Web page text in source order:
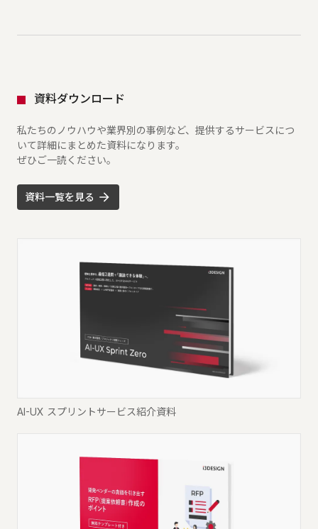
資料ダウンロード
私たちのノウハウや業界別の事例など、提供するサービスにつ
いて詳細にまとめた資料になります。
ぜひご一読ください。
資料一覧を見る
AI-UX スプリントサービス紹介資料